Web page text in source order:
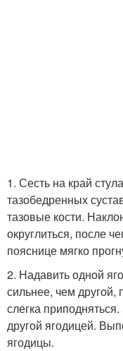
1. Сесть на край
тазобедренных
тазовые кости.
округлиться, после
пояснице мягко
2. Надавить одной
сильнее, чем другой,
слегка
другой ягодицей.
ягодицы.